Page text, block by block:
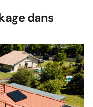
dans